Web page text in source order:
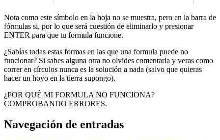
Nota como este símbolo en la hoja no se muestra, pero en la barra de
fórmulas si, por lo que será cuestión de eliminarlo y presionar
ENTER para que tu formula funcione.
¿Sabías todas estas formas en las que una formula puede no
funcionar? Si sabes alguna otra no olvides comentarla y veras como
correr en círculos nunca es la solución a nada (salvo que quieras
hacer un hoyo en la tierra supongo).
¿POR QUÉ MI FORMULA NO FUNCIONA?
COMPROBANDO ERRORES.
Navegación de entradas